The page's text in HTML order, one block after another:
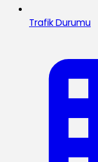
Trafik Durumu